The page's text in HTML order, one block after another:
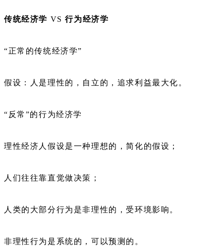
传统经济学 VS行为经济学
“正常的传统经济学”
假设：人是理性的，自立的，追求利益最大化。
“反常”的行为经济学
理性经济人假设是一种理想的，简化的假设；
人们往往靠直觉做决策；
人类的大部分行为是非理性的，受环境影响。
非理性行为是系统的，可以预测的。